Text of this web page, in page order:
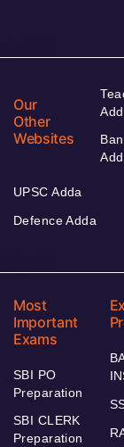
Our
Other
Websites
UPSC Adda
Defence Adda
Most
Important
Exams
SBI PO
Preparation
SBI CLERK
Preparation